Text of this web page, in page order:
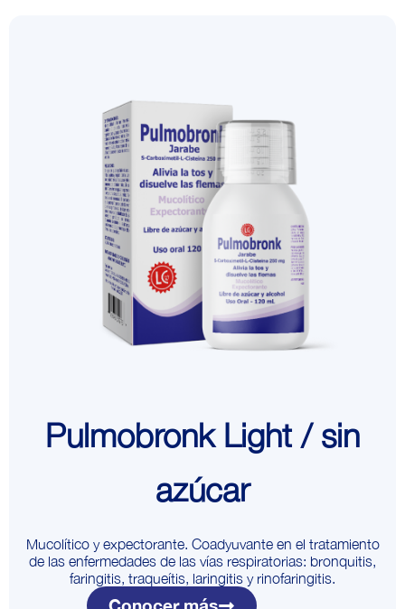
Pulmobronk Light / sin
azúcar
Mucolítico y expectorante. Coadyuvante en el tratamiento
de las enfermedades de las vías respiratorias: bronquitis,
faringitis, traqueítis, laringitis y rinofaringitis.